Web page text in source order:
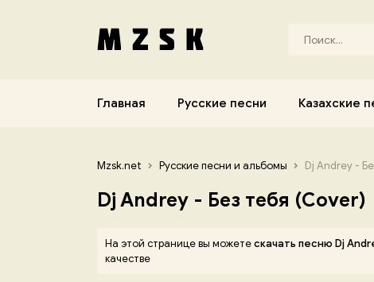
Главная Русские песни Казахские
Mzsk.net Русские песни и альбомы Dj Andrey -
Dj Andrey - Без тебя (Cover)
На этой странице вы можетескачать песню Dj
качестве